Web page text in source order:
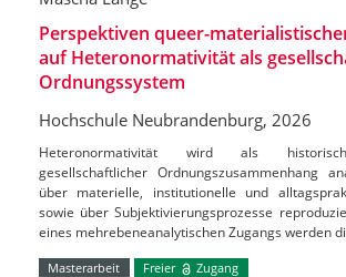
Perspektiven queer-
auf Heteronormativität als
Ordnungssystem
Hochschule Neubrandenburg, 2026
Heteronormativität wird als
gesellschaftlicher Ordnungszusammenhang
über materielle, institutionelle und
sowie über Subjektivierungsprozesse
eines mehrebeneanalytischen Zugangs werden
Masterarbeit Freier Zugang